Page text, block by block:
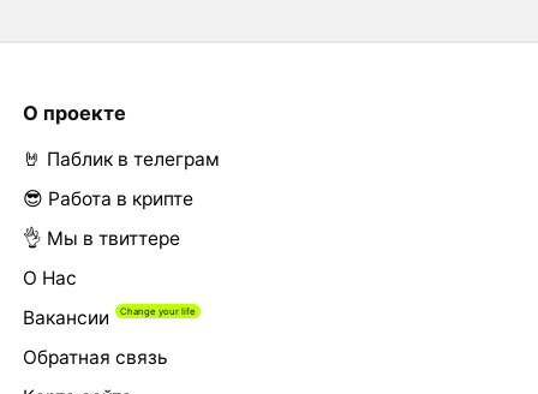
О проекте
🤘 Паблик в телеграм
😎 Работа в крипте
👌 Мы в твиттере
О Нас
Вакансии
Обратная связь